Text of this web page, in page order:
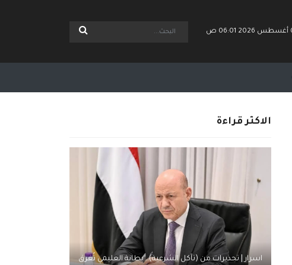
الاكثر قراءة
اسرار | تحذيرات من (تآكل الشرعية).. بطانة العليمي تُغرق